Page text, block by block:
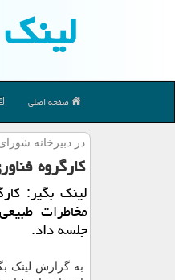
صفحه اصلی
در دبیرخانه
كارگروه
لینك بگیر:
مخاطرات
جلسه داد.
به گزارش لینک